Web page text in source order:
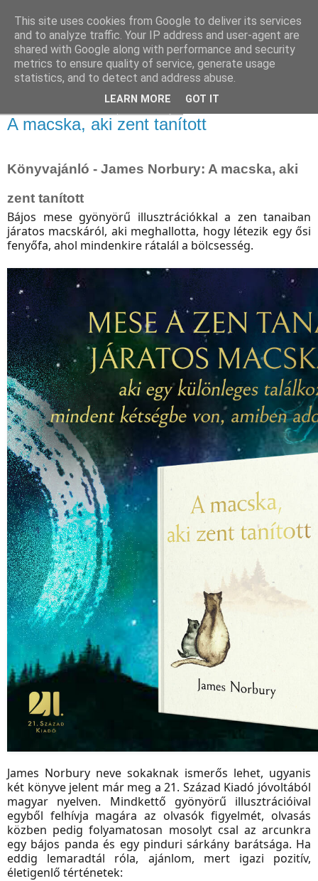
A macska, aki zent tanított
Könyvajánló - James Norbury: A macska, aki
zent tanított
Bájos mese gyönyörű illusztrációkkal a zen tanaiban
járatos macskáról, aki meghallotta, hogy létezik egy ősi
fenyőfa, ahol mindenkire rátalál a bölcsesség.
James Norbury neve sokaknak ismerős lehet, ugyanis
két könyve jelent már meg a 21. Század Kiadó jóvoltából
magyar nyelven. Mindkettő gyönyörű illusztrációival
egyből felhívja magára az olvasók figyelmét, olvasás
közben pedig folyamatosan mosolyt csal az arcunkra
egy bájos panda és egy pinduri sárkány barátsága. Ha
eddig lemaradtál róla, ajánlom, mert igazi pozitív,
életigenlő térténetek:
This site uses cookies from Google to deliver its services
and to analyze traffic. Your IP address and user-agent are
shared with Google along with performance and security
metrics to ensure quality of service, generate usage
statistics, and to detect and address abuse.
LEARN MORE GOT IT